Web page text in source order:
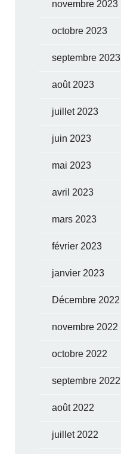
novembre 2023
octobre 2023
septembre 2023
août 2023
juillet 2023
juin 2023
mai 2023
avril 2023
mars 2023
février 2023
janvier 2023
Décembre 2022
novembre 2022
octobre 2022
septembre 2022
août 2022
juillet 2022